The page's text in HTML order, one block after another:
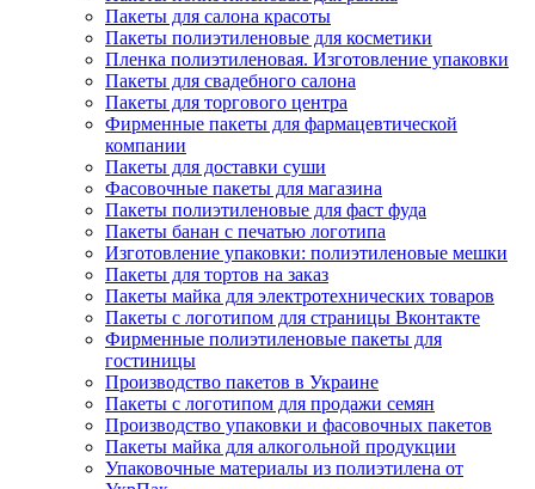
Пакеты для салона красоты
Пакеты полиэтиленовые для косметики
Пленка полиэтиленовая. Изготовление упаковки
Пакеты для свадебного салона
Пакеты для торгового центра
Фирменные пакеты для фармацевтической
компании
Пакеты для доставки суши
Фасовочные пакеты для магазина
Пакеты полиэтиленовые для фаст фуда
Пакеты банан с печатью логотипа
Изготовление упаковки: полиэтиленовые мешки
Пакеты для тортов на заказ
Пакеты майка для электротехнических товаров
Пакеты с логотипом для страницы Вконтакте
Фирменные полиэтиленовые пакеты для
гостиницы
Производство пакетов в Украине
Пакеты с логотипом для продажи семян
Производство упаковки и фасовочных пакетов
Пакеты майка для алкогольной продукции
Упаковочные материалы из полиэтилена от